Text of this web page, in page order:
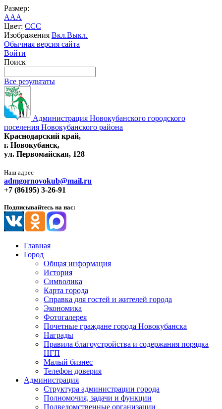
Размер:
AAA
Цвет: CCC
Изображения Вкл.Выкл.
Обычная версия сайта
Войти
Поиск
Все результаты
Администрация Новокубанского городского
поселения Новокубанского района
Краснодарский край,
г. Новокубанск,
ул. Первомайская, 128
Наш адрес
admgornovokub@mail.ru
+7 (86195) 3-26-91
Подписывайтесь на нас:
Главная
Город
Общая информация
История
Символика
Карта города
Справка для гостей и жителей города
Экономика
Фотогалерея
Почетные граждане города Новокубанска
Награды
Правила благоустройства и содержания порядка
НГП
Малый бизнес
Телефон доверия
Администрация
Структура администрации города
Полномочия, задачи и функции
Подведомственные организации